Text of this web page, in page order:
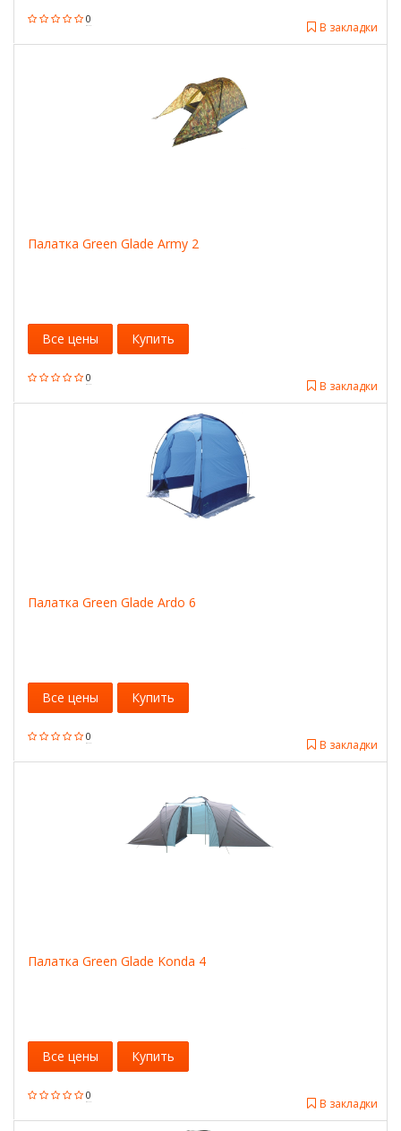
0
В закладки
Палатка Green Glade Army 2
0
В закладки
Все цены Купить
Палатка Green Glade Ardo 6
0
В закладки
Все цены Купить
Палатка Green Glade Konda 4
0
В закладки
Все цены Купить